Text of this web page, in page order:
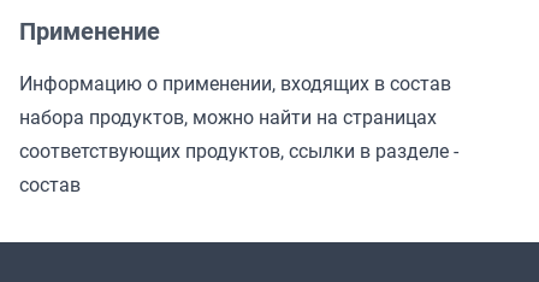
Применение
Информацию о применении, входящих в состав
набора продуктов, можно найти на страницах
соответствующих продуктов, ссылки в разделе -
состав